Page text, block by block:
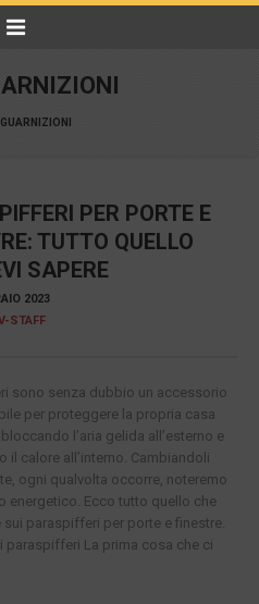
GUARNIZIONI
PER PORTE E
TUTTO QUELLO
SAPERE
2023
STAFF
sono senza dubbio un accessorio
per proteggere la propria casa
l’aria gelida all’esterno e
il calore all’interno. Cambiandoli
ogni qualvolta occorre, noteremo
energetico. Ecco tutto quello che
sui paraspifferi per porte e finestre.
paraspifferi La prima cosa che ci